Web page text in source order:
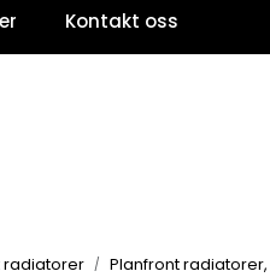
Kontakt oss
radiatorer Planfront